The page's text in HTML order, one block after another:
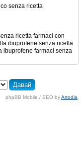
senza ricetta
ricetta farmaci con
ibuprofene senza ricetta
ibuprofene farmaci senza
phpBB Mobile / SEO byArtodia